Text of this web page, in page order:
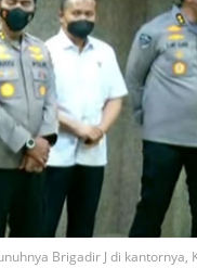
Brigadir J di kantornya,